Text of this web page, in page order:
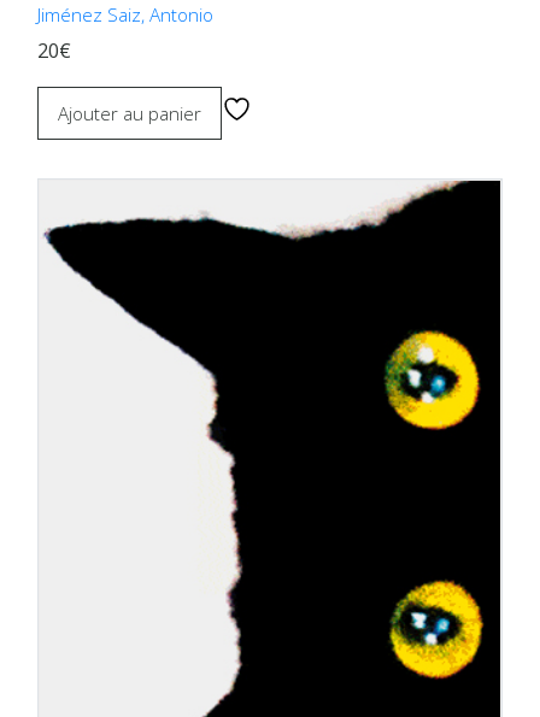
Jiménez Saiz, Antonio
20€
Ajouter au panier